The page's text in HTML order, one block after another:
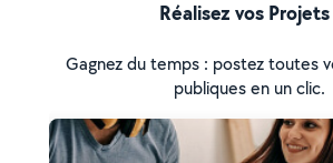
Réalisez vos Projets
Gagnez du temps : postez toutes
publiques en un clic.